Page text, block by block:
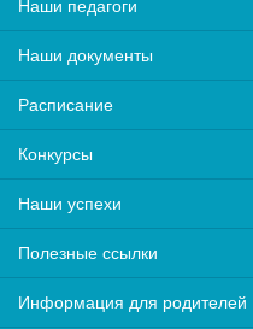
Наши педагоги
Наши документы
Расписание
Конкурсы
Наши успехи
Полезные ссылки
Информация для родителей